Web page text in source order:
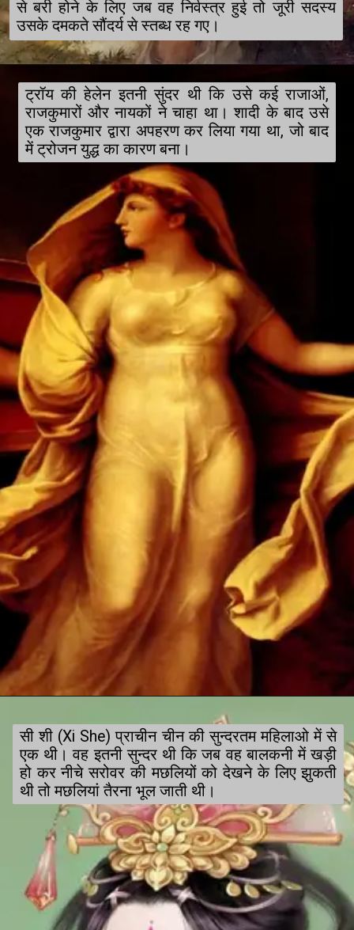
से बरी होने के लिए जब वह निर्वस्त्र हुई तो जूरी सदस्य
उसके दमकते सौंदर्य से स्तब्ध रह गए।
ट्रॉय की हेलेन इतनी सुंदर थी कि उसे कई राजाओं,
राजकुमारों और नायकों ने चाहा था। शादी के बाद उसे
एक राजकुमार द्वारा अपहरण कर लिया गया था, जो बाद
में ट्रोजन युद्ध का कारण बना।
सी शी (Xi She) प्राचीन चीन की सुन्दरतम महिलाओ में से
एक थी। वह इतनी सुन्दर थी कि जब वह बालकनी में खड़ी
हो कर नीचे सरोवर की मछलियों को देखने के लिए झुकती
थी तो मछलियां तैरना भूल जाती थी।